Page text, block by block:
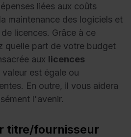
liées aux coûts
maintenance des logiciels et
licences. Grâce à ce
quelle part de votre budget
aux licences
valeur est égale ou
En outre, il vous aidera
l'avenir.
titre/fournisseur